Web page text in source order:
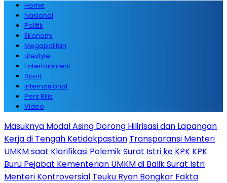
Home
Nasional
Politik
Ekonomi
Megapolitan
Lifestyle
Entertainment
Sport
Internasional
Pers Rilis
Video
Masuknya Modal Asing Dorong Hilirisasi dan Lapangan
Kerja di Tengah Ketidakpastian Transparansi Menteri
UMKM saat Klarifikasi Polemik Surat Istri ke KPK KPK
Buru Pejabat Kementerian UMKM di Balik Surat Istri
Menteri Kontroversial Teuku Ryan Bongkar Fakta